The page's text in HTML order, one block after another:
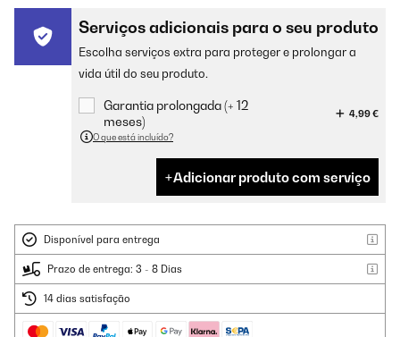
Serviços adicionais para o seu produto
Escolha serviços extra para proteger e prolongar a
vida útil do seu produto.
Garantia prolongada (+ 12
meses)
4,99 €
O que está incluído?
Adicionar produto com serviço
Disponível para entrega
Prazo de entrega: 3 - 8 Dias
14 dias satisfação